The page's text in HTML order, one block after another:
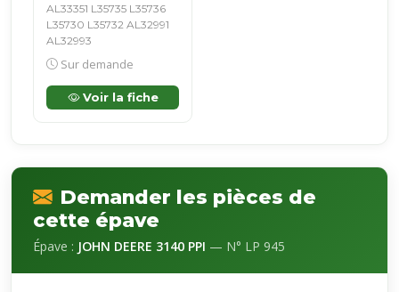
AL33351 L35735 L35736
L35730 L35732 AL32991
AL32993
Sur demande
Voir la fiche
Demander les pièces de
cette épave
Épave : JOHN DEERE 3140 PPI — N° LP 945